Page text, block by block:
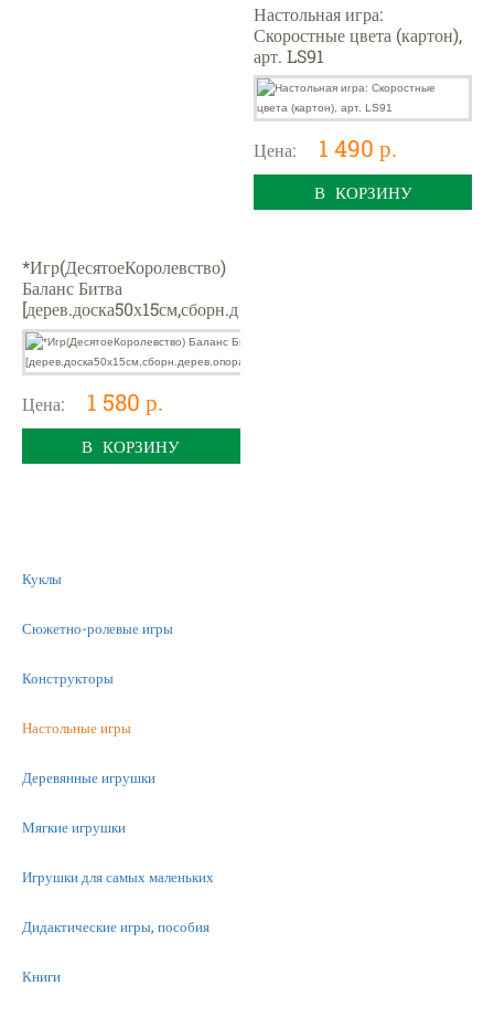
Настольная игра:
Скоростные цвета (картон),
арт. LS91
Цена: 1 490 р.
В КОРЗИНУ
*Игр(ДесятоеКоролевство)
Баланс Битва
[дерев.доска50х15см,сборн.д
ерев.опора,24пласт.фишки:1
2бел.+12ч
Цена: 1 580 р.
В КОРЗИНУ
Куклы
Сюжетно-ролевые игры
Конструкторы
Настольные игры
Деревянные игрушки
Мягкие игрушки
Игрушки для самых маленьких
Дидактические игры, пособия
Книги